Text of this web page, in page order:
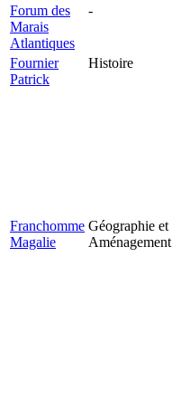
Forum des
Marais
Atlantiques
-
Fournier
Patrick
Histoire
Franchomme
Magalie
Géographie et
Aménagement